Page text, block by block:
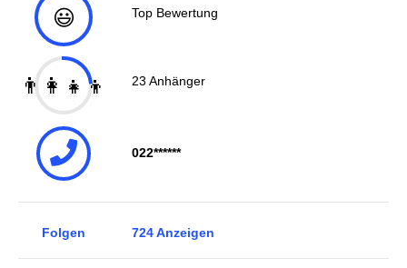
😃 Top Bewertung
👨‍👩‍👧‍👦 23 Anhänger
022******
Folgen 724Anzeigen